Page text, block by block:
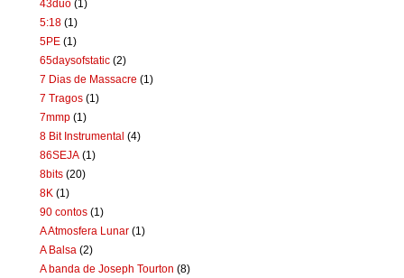
43duo (1)
5:18 (1)
5PE (1)
65daysofstatic (2)
7 Dias de Massacre (1)
7 Tragos (1)
7mmp (1)
8 Bit Instrumental (4)
86SEJA (1)
8bits (20)
8K (1)
90 contos (1)
A Atmosfera Lunar (1)
A Balsa (2)
A banda de Joseph Tourton (8)